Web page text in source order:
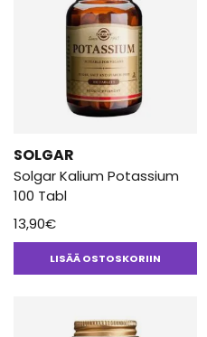
SOLGAR
Solgar Kalium Potassium
100 Tabl
13,90€
LISÄÄ OSTOSKORIIN